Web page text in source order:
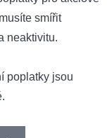
smířit
neaktivitu.
poplatky jsou